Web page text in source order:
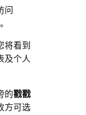
问
。
将看到
及个人
的戳戳
方可选